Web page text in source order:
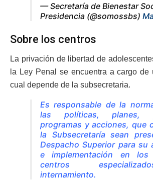
— Secretaría de Bienestar
Presidencia (@somossbs)
Sobre los centros
La privación de libertad de
la Ley Penal se encuentra a cargo de
cual depende de la subsecretaria.
Es responsable de la
las políticas, planes,
programas y acciones, que
la Subsecretaría sean
Despacho Superior para su
e implementación en los
centros
internamiento.